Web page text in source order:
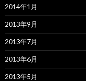
2014年1月
2013年9月
2013年7月
2013年6月
2013年5月